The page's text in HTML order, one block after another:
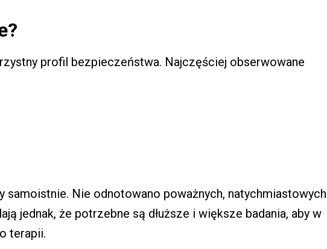
profil bezpieczeństwa. Najczęściej obserwowane
samoistnie. Nie odnotowano poważnych, natychmiastowych
jednak, że potrzebne są dłuższe i większe badania, aby w
terapii.